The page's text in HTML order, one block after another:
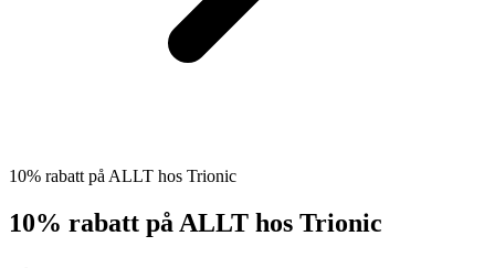
10% rabatt på ALLT hos Trionic
10% rabatt på ALLT hos Trionic